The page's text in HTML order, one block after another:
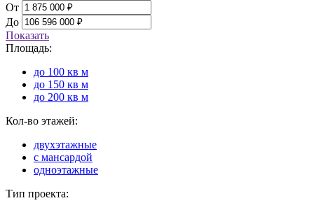
От
До
Показать
Площадь:
до 100 кв м
до 150 кв м
до 200 кв м
Кол-во этажей:
двухэтажные
с мансардой
одноэтажные
Тип проекта: